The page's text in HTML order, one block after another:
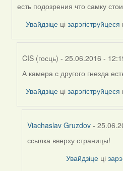
In
reply
by
(госць)
есть подозрения что самку
Увайдзіце цізарэгіструйцеся
CIS (госць) - 25.06.2016 -
In
reply
by
Gruzdov
А камера с другого гнезда
Увайдзіце цізарэгіструйцеся
Viachaslav Gruzdov-
In
ссылка вверху страницы!
Увайдзіце ці